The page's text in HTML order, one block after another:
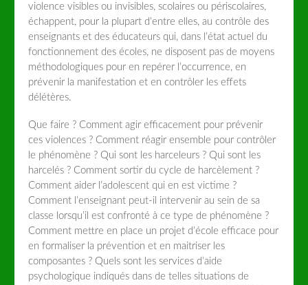
violence visibles ou invisibles, scolaires ou périscolaires,
échappent, pour la plupart d’entre elles, au contrôle des
enseignants et des éducateurs qui, dans l’état actuel du
fonctionnement des écoles, ne disposent pas de moyens
méthodologiques pour en repérer l’occurrence, en
prévenir la manifestation et en contrôler les effets
délétères.
Que faire ? Comment agir efficacement pour prévenir
ces violences ? Comment réagir ensemble pour contrôler
le phénomène ? Qui sont les harceleurs ? Qui sont les
harcelés ? Comment sortir du cycle de harcèlement ?
Comment aider l’adolescent qui en est victime ?
Comment l’enseignant peut-il intervenir au sein de sa
classe lorsqu’il est confronté à ce type de phénomène ?
Comment mettre en place un projet d’école efficace pour
en formaliser la prévention et en maitriser les
composantes ? Quels sont les services d’aide
psychologique indiqués dans de telles situations de